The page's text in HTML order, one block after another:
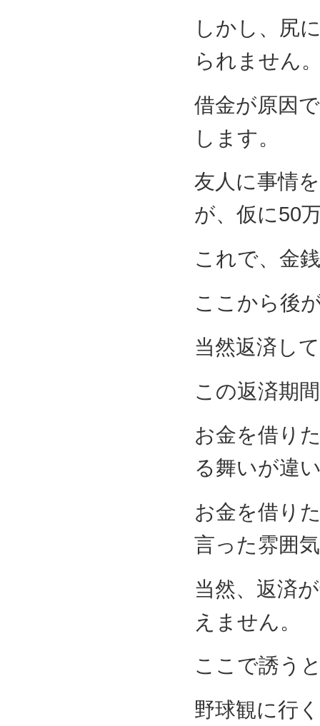
しかし、尻
られません
借金が原因
します。
友人に事情
が、仮に50
これで、金
ここから後
当然返済し
この返済期
お金を借り
る舞いが違
お金を借り
言った雰囲
当然、返済
えません。
ここで誘う
野球観に行